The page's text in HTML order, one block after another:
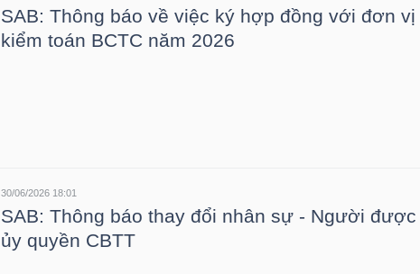
SAB: Thông báo về việc ký hợp đồng với đơn vị
kiểm toán BCTC năm 2026
30/06/2026 18:01
SAB: Thông báo thay đổi nhân sự - Người được
ủy quyền CBTT